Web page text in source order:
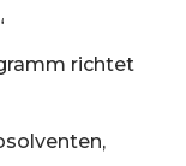
richtet